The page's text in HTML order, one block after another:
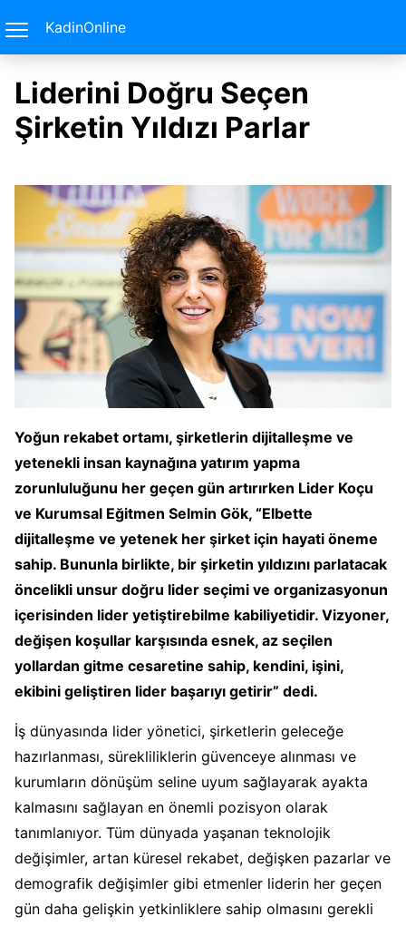
KadinOnline
Liderini Doğru Seçen
Şirketin Yıldızı Parlar
Yoğun rekabet ortamı, şirketlerin dijitalleşme ve
yetenekli insan kaynağına yatırım yapma
zorunluluğunu her geçen gün artırırken Lider Koçu
ve Kurumsal Eğitmen Selmin Gök, “Elbette
dijitalleşme ve yetenek her şirket için hayati öneme
sahip. Bununla birlikte, bir şirketin yıldızını parlatacak
öncelikli unsur doğru lider seçimi ve organizasyonun
içerisinden lider yetiştirebilme kabiliyetidir. Vizyoner,
değişen koşullar karşısında esnek, az seçilen
yollardan gitme cesaretine sahip, kendini, işini,
ekibini geliştiren lider başarıyı getirir” dedi.
İş dünyasında lider yönetici, şirketlerin geleceğe
hazırlanması, sürekliliklerin güvenceye alınması ve
kurumların dönüşüm seline uyum sağlayarak ayakta
kalmasını sağlayan en önemli pozisyon olarak
tanımlanıyor. Tüm dünyada yaşanan teknolojik
değişimler, artan küresel rekabet, değişken pazarlar ve
demografik değişimler gibi etmenler liderin her geçen
gün daha gelişkin yetkinliklere sahip olmasını gerekli